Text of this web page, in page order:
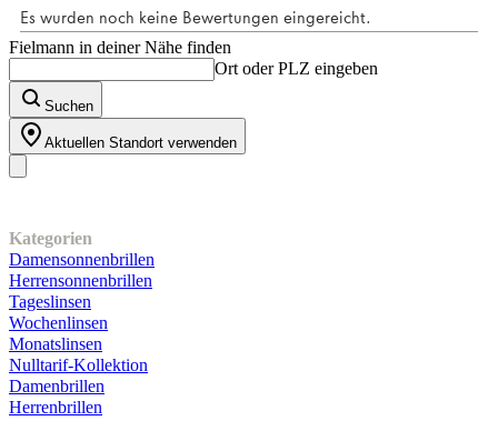
Fielmann in deiner Nähe finden
Ort oder PLZ eingeben
Suchen
Aktuellen Standort verwenden
Kategorien
Damensonnenbrillen
Herrensonnenbrillen
Tageslinsen
Wochenlinsen
Monatslinsen
Nulltarif-Kollektion
Damenbrillen
Herrenbrillen